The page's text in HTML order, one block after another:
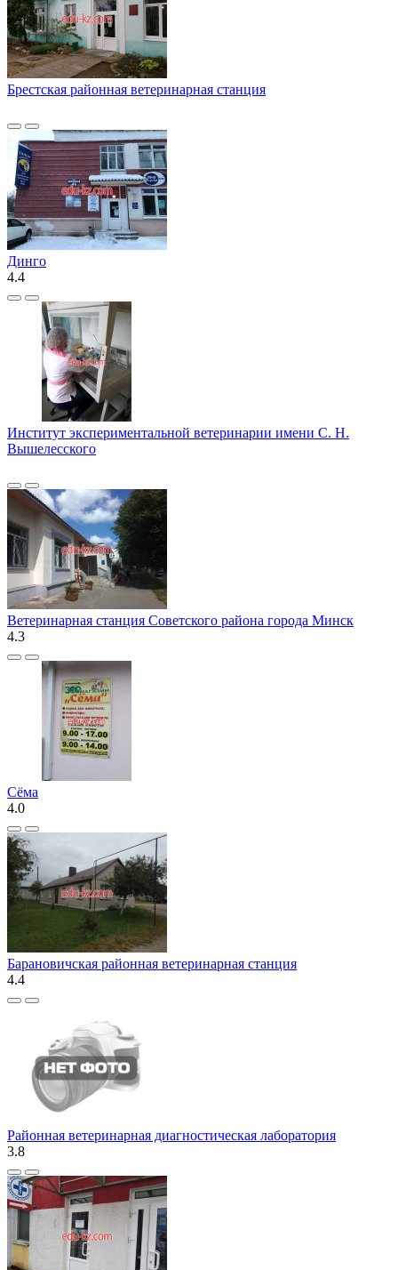
Брестская районная ветеринарная станция
Динго
4.4
Институт экспериментальной ветеринарии имени С. Н.
Вышелесского
Ветеринарная станция Советского района города Минск
4.3
Сёма
4.0
Барановичская районная ветеринарная станция
4.4
Районная ветеринарная диагностическая лаборатория
3.8